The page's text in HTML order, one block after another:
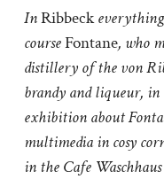
InRibbeckeverything
courseFontane, who
distillery of the von
brandy and liqueur, in
exhibition about
multimedia in cosy
in the Cafe